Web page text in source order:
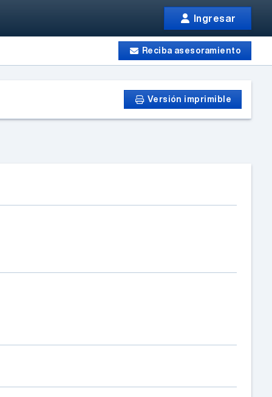
Ingresar
Reciba asesoramiento
Versión imprimible